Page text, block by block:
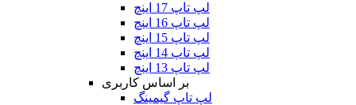
لپ تاپ 17 اینچ
لپ تاپ 16 اینچ
لپ تاپ 15 اینچ
لپ تاپ 14 اینچ
لپ تاپ 13 اینچ
بر اساس کاربری
لپ تاپ گیمینگ